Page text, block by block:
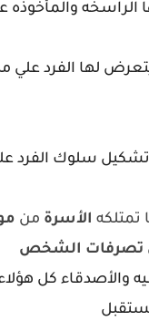
والمأخوذه
لها الفرد علي
تشكيل سلوك الفرد
تمتلكه الأسرة من
تصرفات الشخص
والأصدقاء كل